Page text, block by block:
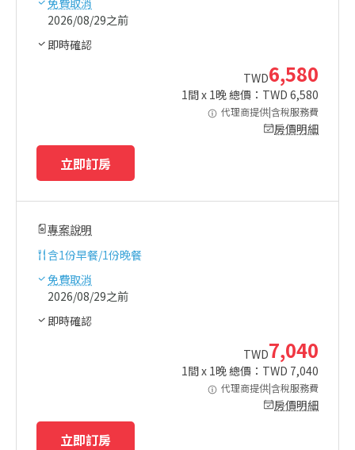
免費取消
2026/08/29之前
即時確認
TWD6,580
1間 x 1晚 總價：TWD 6,580
代理商提供|含稅服務費
房價明細
立即訂房
專案說明
含1份早餐/1份晚餐
免費取消
2026/08/29之前
即時確認
TWD7,040
1間 x 1晚 總價：TWD 7,040
代理商提供|含稅服務費
房價明細
立即訂房